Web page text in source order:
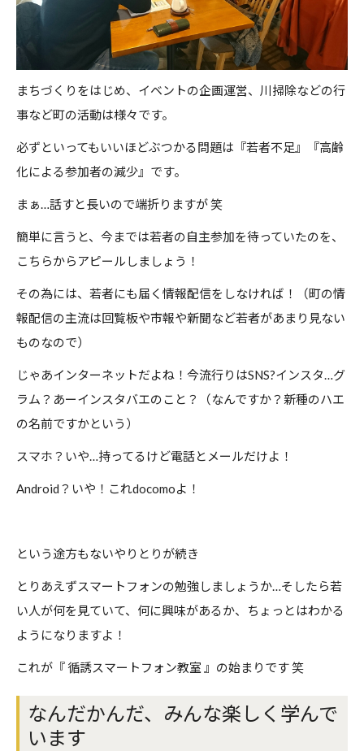
まちづくりをはじめ、イベントの企画運営、川掃除などの行
事など町の活動は様々です。
必ずといってもいいほどぶつかる問題は『若者不足』『高齢
化による参加者の減少』です。
まぁ…話すと長いので端折りますが 笑
簡単に言うと、今までは若者の自主参加を待っていたのを、
こちらからアピールしましょう！
その為には、若者にも届く情報配信をしなければ！（町の情
報配信の主流は回覧板や市報や新聞など若者があまり見ない
ものなので）
じゃあインターネットだよね！今流行りはSNS?インスタ…グ
ラム？あーインスタバエのこと？（なんですか？新種のハエ
の名前ですかという）
スマホ？いや…持ってるけど電話とメールだけよ！
Android？いや！これdocomoよ！
という途方もないやりとりが続き
とりあえずスマートフォンの勉強しましょうか…そしたら若
い人が何を見ていて、何に興味があるか、ちょっとはわかる
ようになりますよ！
これが『 循誘スマートフォン教室 』の始まりです 笑
なんだかんだ、みんな楽しく学んで
います